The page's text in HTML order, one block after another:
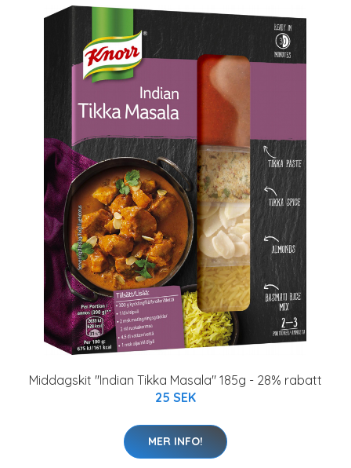
Middagskit "Indian Tikka Masala" 185g - 28% rabatt
25 SEK
MER INFO!